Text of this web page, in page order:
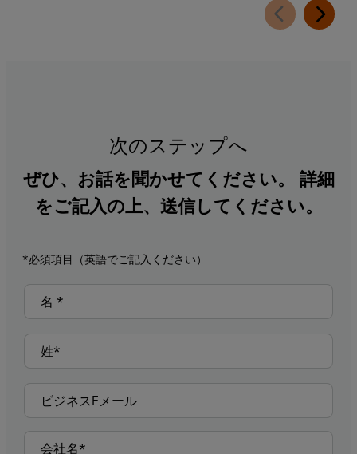
次のステップへ
ぜひ、お話を聞かせてください。 詳細
をご記入の上、送信してください。
*必須項目（英語でご記入ください）